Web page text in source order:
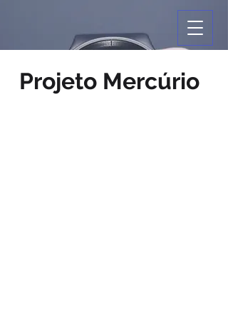
Projeto Mercúrio